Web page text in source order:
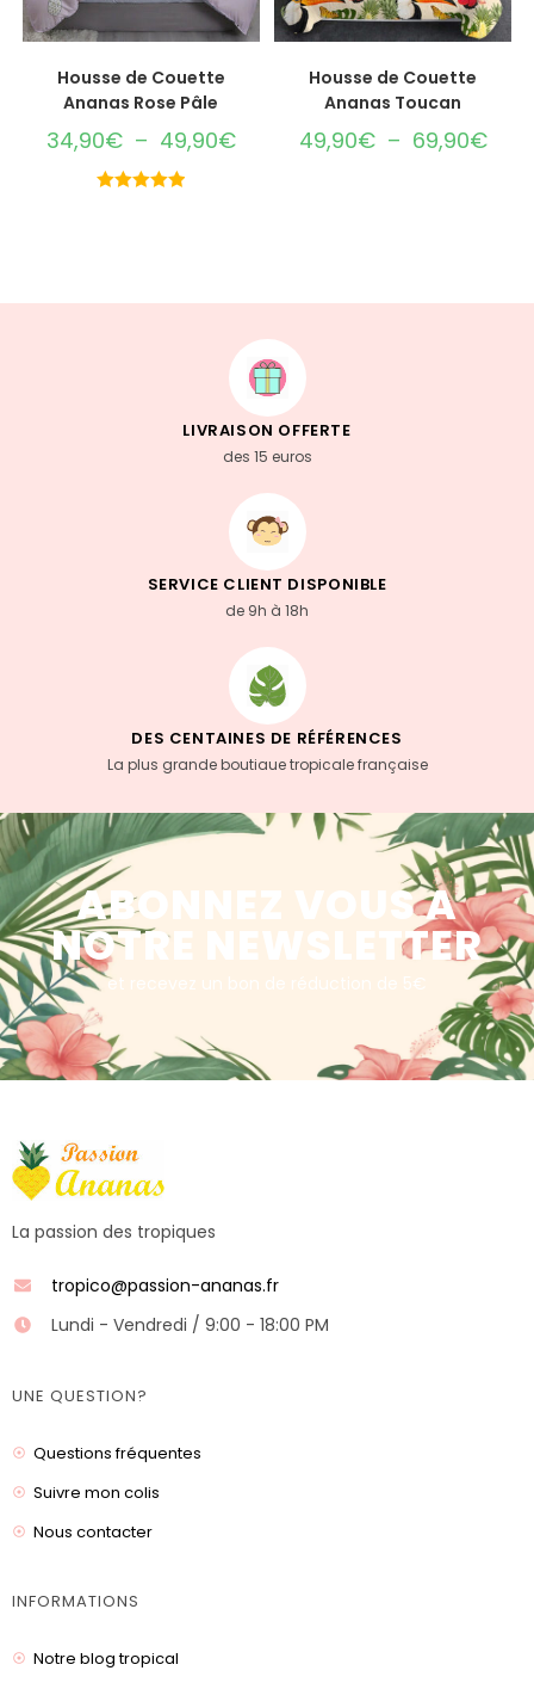
Housse de Couette
Ananas Rose Pâle
34,90€ – 49,90€
Housse de Couette
Ananas Toucan
49,90€ – 69,90€
LIVRAISON OFFERTE
des 15 euros
SERVICE CLIENT DISPONIBLE
de 9h à 18h
DES CENTAINES DE RÉFÉRENCES
La plus grande boutiaue tropicale française
ABONNEZ VOUS A
NOTRE NEWSLETTER
et recevez un bon de réduction de 5€
La passion des tropiques
tropico@passion-ananas.fr
Lundi - Vendredi / 9:00 - 18:00 PM
UNE QUESTION?
Questions fréquentes
Suivre mon colis
Nous contacter
INFORMATIONS
Notre blog tropical